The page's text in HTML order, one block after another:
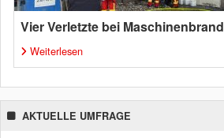
Vier Verletzte bei Maschinenbrand
Weiterlesen
AKTUELLE UMFRAGE